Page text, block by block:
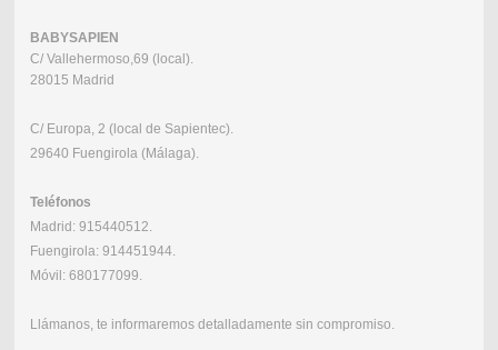
BABYSAPIEN
C/ Vallehermoso,69 (local).
28015 Madrid
C/ Europa, 2 (local de Sapientec).
29640 Fuengirola (Málaga).
Teléfonos
Madrid: 915440512.
Fuengirola: 914451944.
Móvil: 680177099.
Llámanos, te informaremos detalladamente sin compromiso.